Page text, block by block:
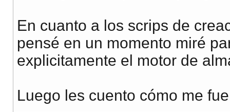
En cuanto a los scrips de
pensé en un momento miré
explicitamente el motor de
Luego les cuento cómo me